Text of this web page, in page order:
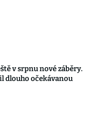
v srpnu nové záběry.
dlouho očekávanou